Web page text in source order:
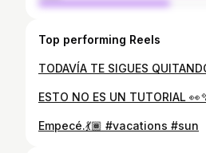
Top performing Reels
Empecé.💃🏾 #vacations #sun